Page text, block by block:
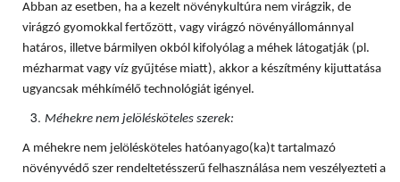
Abban az esetben, ha a kezelt növénykultúra nem virágzik, de
virágzó gyomokkal fertőzött, vagy virágzó növényállománnyal
határos, illetve bármilyen okból kifolyólag a méhek látogatják (pl.
mézharmat vagy víz gyűjtése miatt), akkor a készítmény kijuttatása
ugyancsak méhkímélő technológiát igényel.
Méhekre nem jelölésköteles szerek:
A méhekre nem jelölésköteles hatóanyago(ka)t tartalmazó
növényvédő szer rendeltetésszerű felhasználása nem veszélyezteti a